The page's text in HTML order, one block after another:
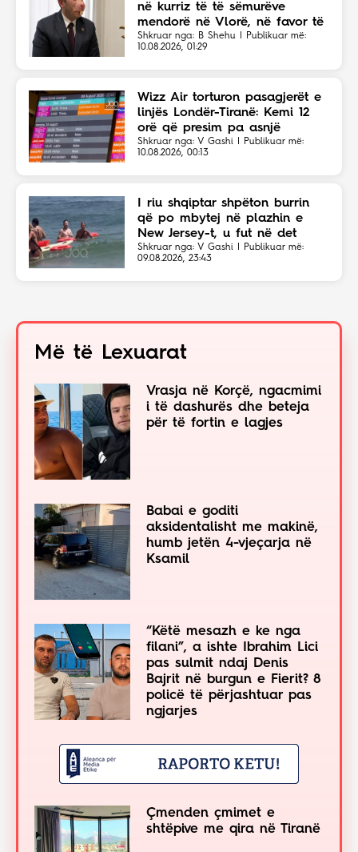
në kurriz të të sëmurëve
mendorë në Vlorë, në favor të
Eriola Likajt të “Clean Fast”.
Shkruar nga: B Shehu | Publikuar më:
10.08.2026, 01:29
Wizz Air torturon pasagjerët e
linjës Londër-Tiranë: Kemi 12
orë që presim pa asnjë
shpjegim!
Shkruar nga: V Gashi | Publikuar më:
10.08.2026, 00:13
I riu shqiptar shpëton burrin
që po mbytej në plazhin e
New Jersey-t, u fut në det
sapo dëgjoi thirrjet për ndihmë
Shkruar nga: V Gashi | Publikuar më:
09.08.2026, 23:43
Më të Lexuarat
Vrasja në Korçë, ngacmimi
i të dashurës dhe beteja
për të fortin e lagjes
Babai e goditi
aksidentalisht me makinë,
humb jetën 4-vjeçarja në
Ksamil
“Këtë mesazh e ke nga
filani”, a ishte Ibrahim Lici
pas sulmit ndaj Denis
Bajrit në burgun e Fierit? 8
policë të përjashtuar pas
ngjarjes
Çmenden çmimet e
shtëpive me qira në Tiranë